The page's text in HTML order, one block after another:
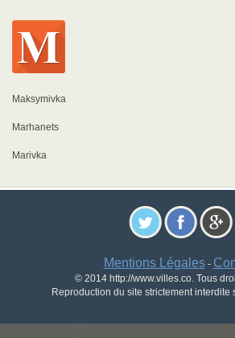
Maksymivka
Marhanets
Marivka
Mentions Légales-
© 2014 http://www.villes.co. Tous
Reproduction du site strictement interdite